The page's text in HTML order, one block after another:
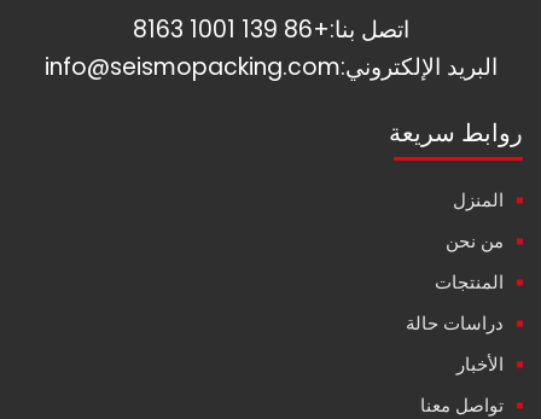
اتصل بنا:+86 139 1001 8163
البريد الإلكتروني:info@seismopacking.com
روابط سريعة
المنزل
من نحن
المنتجات
دراسات حالة
الأخبار
تواصل معنا